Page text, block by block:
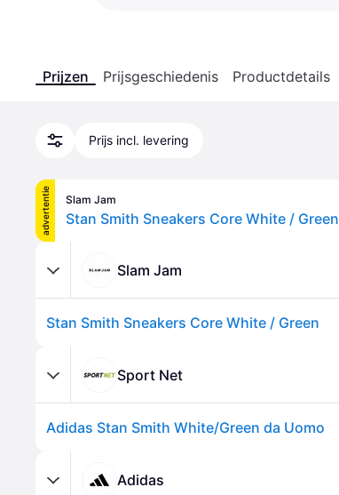
Prijzen Prijsgeschiedenis Productdetails
Prijs incl. levering
advertentie Slam Jam
Stan Smith Sneakers Core White / Green
Slam Jam
Stan Smith Sneakers Core White / Green
Sport Net
Adidas Stan Smith White/Green da Uomo
Adidas